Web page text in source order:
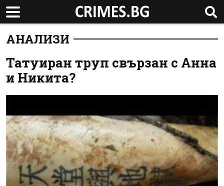
АНАЛИЗИ
Татуиран труп свързан с Анна
и Никита?